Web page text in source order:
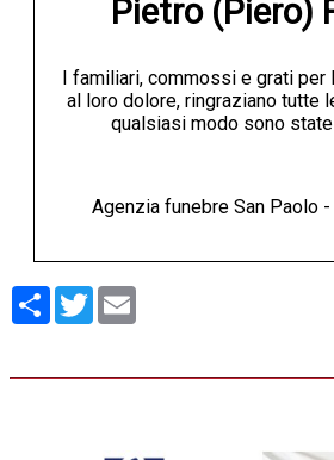
Pietro (Piero)
I familiari, commossi e grati per
al loro dolore, ringraziano tutte
qualsiasi modo sono
Agenzia funebre San Paolo
Condividi
Twitter